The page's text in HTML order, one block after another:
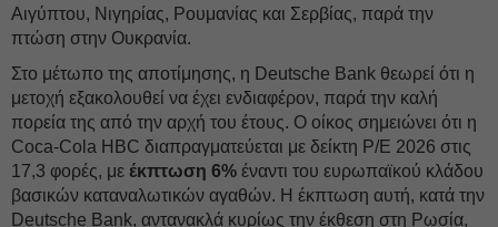
Αιγύπτου, Νιγηρίας, Ρουμανίας και Σερβίας, παρά την
πτώση στην Ουκρανία.
Στο μέτωπο της αποτίμησης, η Deutsche Bank θεωρεί ότι η
μετοχή εξακολουθεί να έχει ενδιαφέρον, παρά την καλή
πορεία της από την αρχή του έτους. Ο οίκος σημειώνει ότι η
Coca-Cola HBC διαπραγματεύεται με δείκτη P/E 2026 στις
17,3 φορές, με έκπτωση 6% έναντι του ευρωπαϊκού κλάδου
βασικών καταναλωτικών αγαθών. Η έκπτωση αυτή, κατά την
Deutsche Bank, αντανακλά κυρίως την έκθεση στη Ρωσία,